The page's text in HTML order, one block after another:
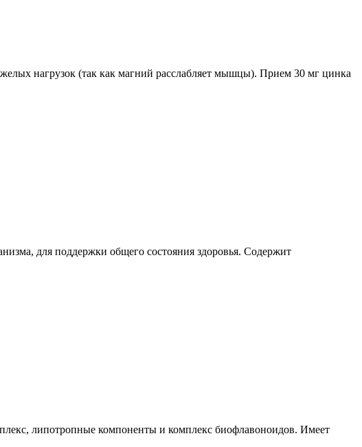
нагрузок (так как магний расслабляет мышцы). Прием 30 мг цинка
для поддержки общего состояния здоровья. Содержит
липотропные компоненты и комплекс биофлавоноидов. Имеет